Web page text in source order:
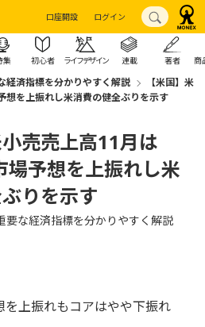
口座開設 ログイン
集 初心者 ライフデザイン 連載 著者 商
経済指標を分かりやすく解説
【米国】米
を上振れし米消費の健全ぶりを示す
小売売上高11月は
場予想を上振れし米
りを示す
要な経済指標を分かりやすく解説
を上振れもコアはやや下振れ